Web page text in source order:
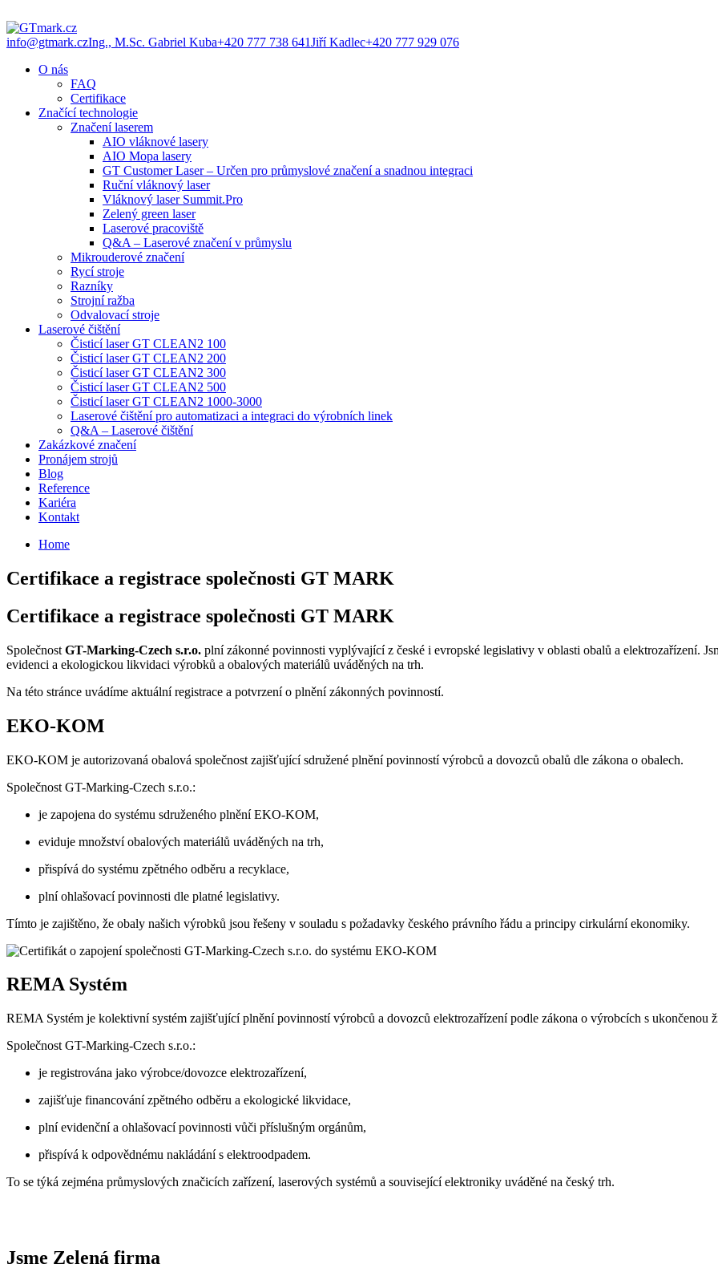
info@gtmark.czIng., M.Sc. Gabriel Kuba+420 777 738 641Jiří Kadlec+420 777 929 076
O nás
FAQ
Certifikace
Značící technologie
Značení laserem
AIO vláknové lasery
AIO Mopa lasery
GT Customer Laser – Určen pro průmyslové značení a snadnou integraci
Ruční vláknový laser
Vláknový laser Summit.Pro
Zelený green laser
Laserové pracoviště
Q&A – Laserové značení v průmyslu
Mikrouderové značení
Rycí stroje
Razníky
Strojní ražba
Odvalovací stroje
Laserové čištění
Čisticí laser GT CLEAN2 100
Čisticí laser GT CLEAN2 200
Čisticí laser GT CLEAN2 300
Čisticí laser GT CLEAN2 500
Čisticí laser GT CLEAN2 1000-3000
Laserové čištění pro automatizaci a integraci do výrobních linek
Q&A – Laserové čištění
Zakázkové značení
Pronájem strojů
Blog
Reference
Kariéra
Kontakt
Home
Certifikace a registrace společnosti GT MARK
Certifikace a registrace společnosti GT MARK
Společnost GT-Marking-Czech s.r.o. plní zákonné povinnosti vyplývající z české i evropské legislativy v oblasti obalů a elektrozařízení.
evidenci a ekologickou likvidaci výrobků a obalových materiálů uváděných na trh.
Na této stránce uvádíme aktuální registrace a potvrzení o plnění zákonných povinností.
EKO-KOM
EKO-KOM je autorizovaná obalová společnost zajišťující sdružené plnění povinností výrobců a dovozců obalů dle zákona o obalech.
Společnost GT-Marking-Czech s.r.o.:
je zapojena do systému sdruženého plnění EKO-KOM,
eviduje množství obalových materiálů uváděných na trh,
přispívá do systému zpětného odběru a recyklace,
plní ohlašovací povinnosti dle platné legislativy.
Tímto je zajištěno, že obaly našich výrobků jsou řešeny v souladu s požadavky českého právního řádu a principy cirkulární ekonomiky.
REMA Systém
REMA Systém je kolektivní systém zajišťující plnění povinností výrobců a dovozců elektrozařízení podle zákona o výrobcích s ukončenou
Společnost GT-Marking-Czech s.r.o.:
je registrována jako výrobce/dovozce elektrozařízení,
zajišťuje financování zpětného odběru a ekologické likvidace,
plní evidenční a ohlašovací povinnosti vůči příslušným orgánům,
přispívá k odpovědnému nakládání s elektroodpadem.
To se týká zejména průmyslových značicích zařízení, laserových systémů a související elektroniky uváděné na český trh.
Jsme Zelená firma